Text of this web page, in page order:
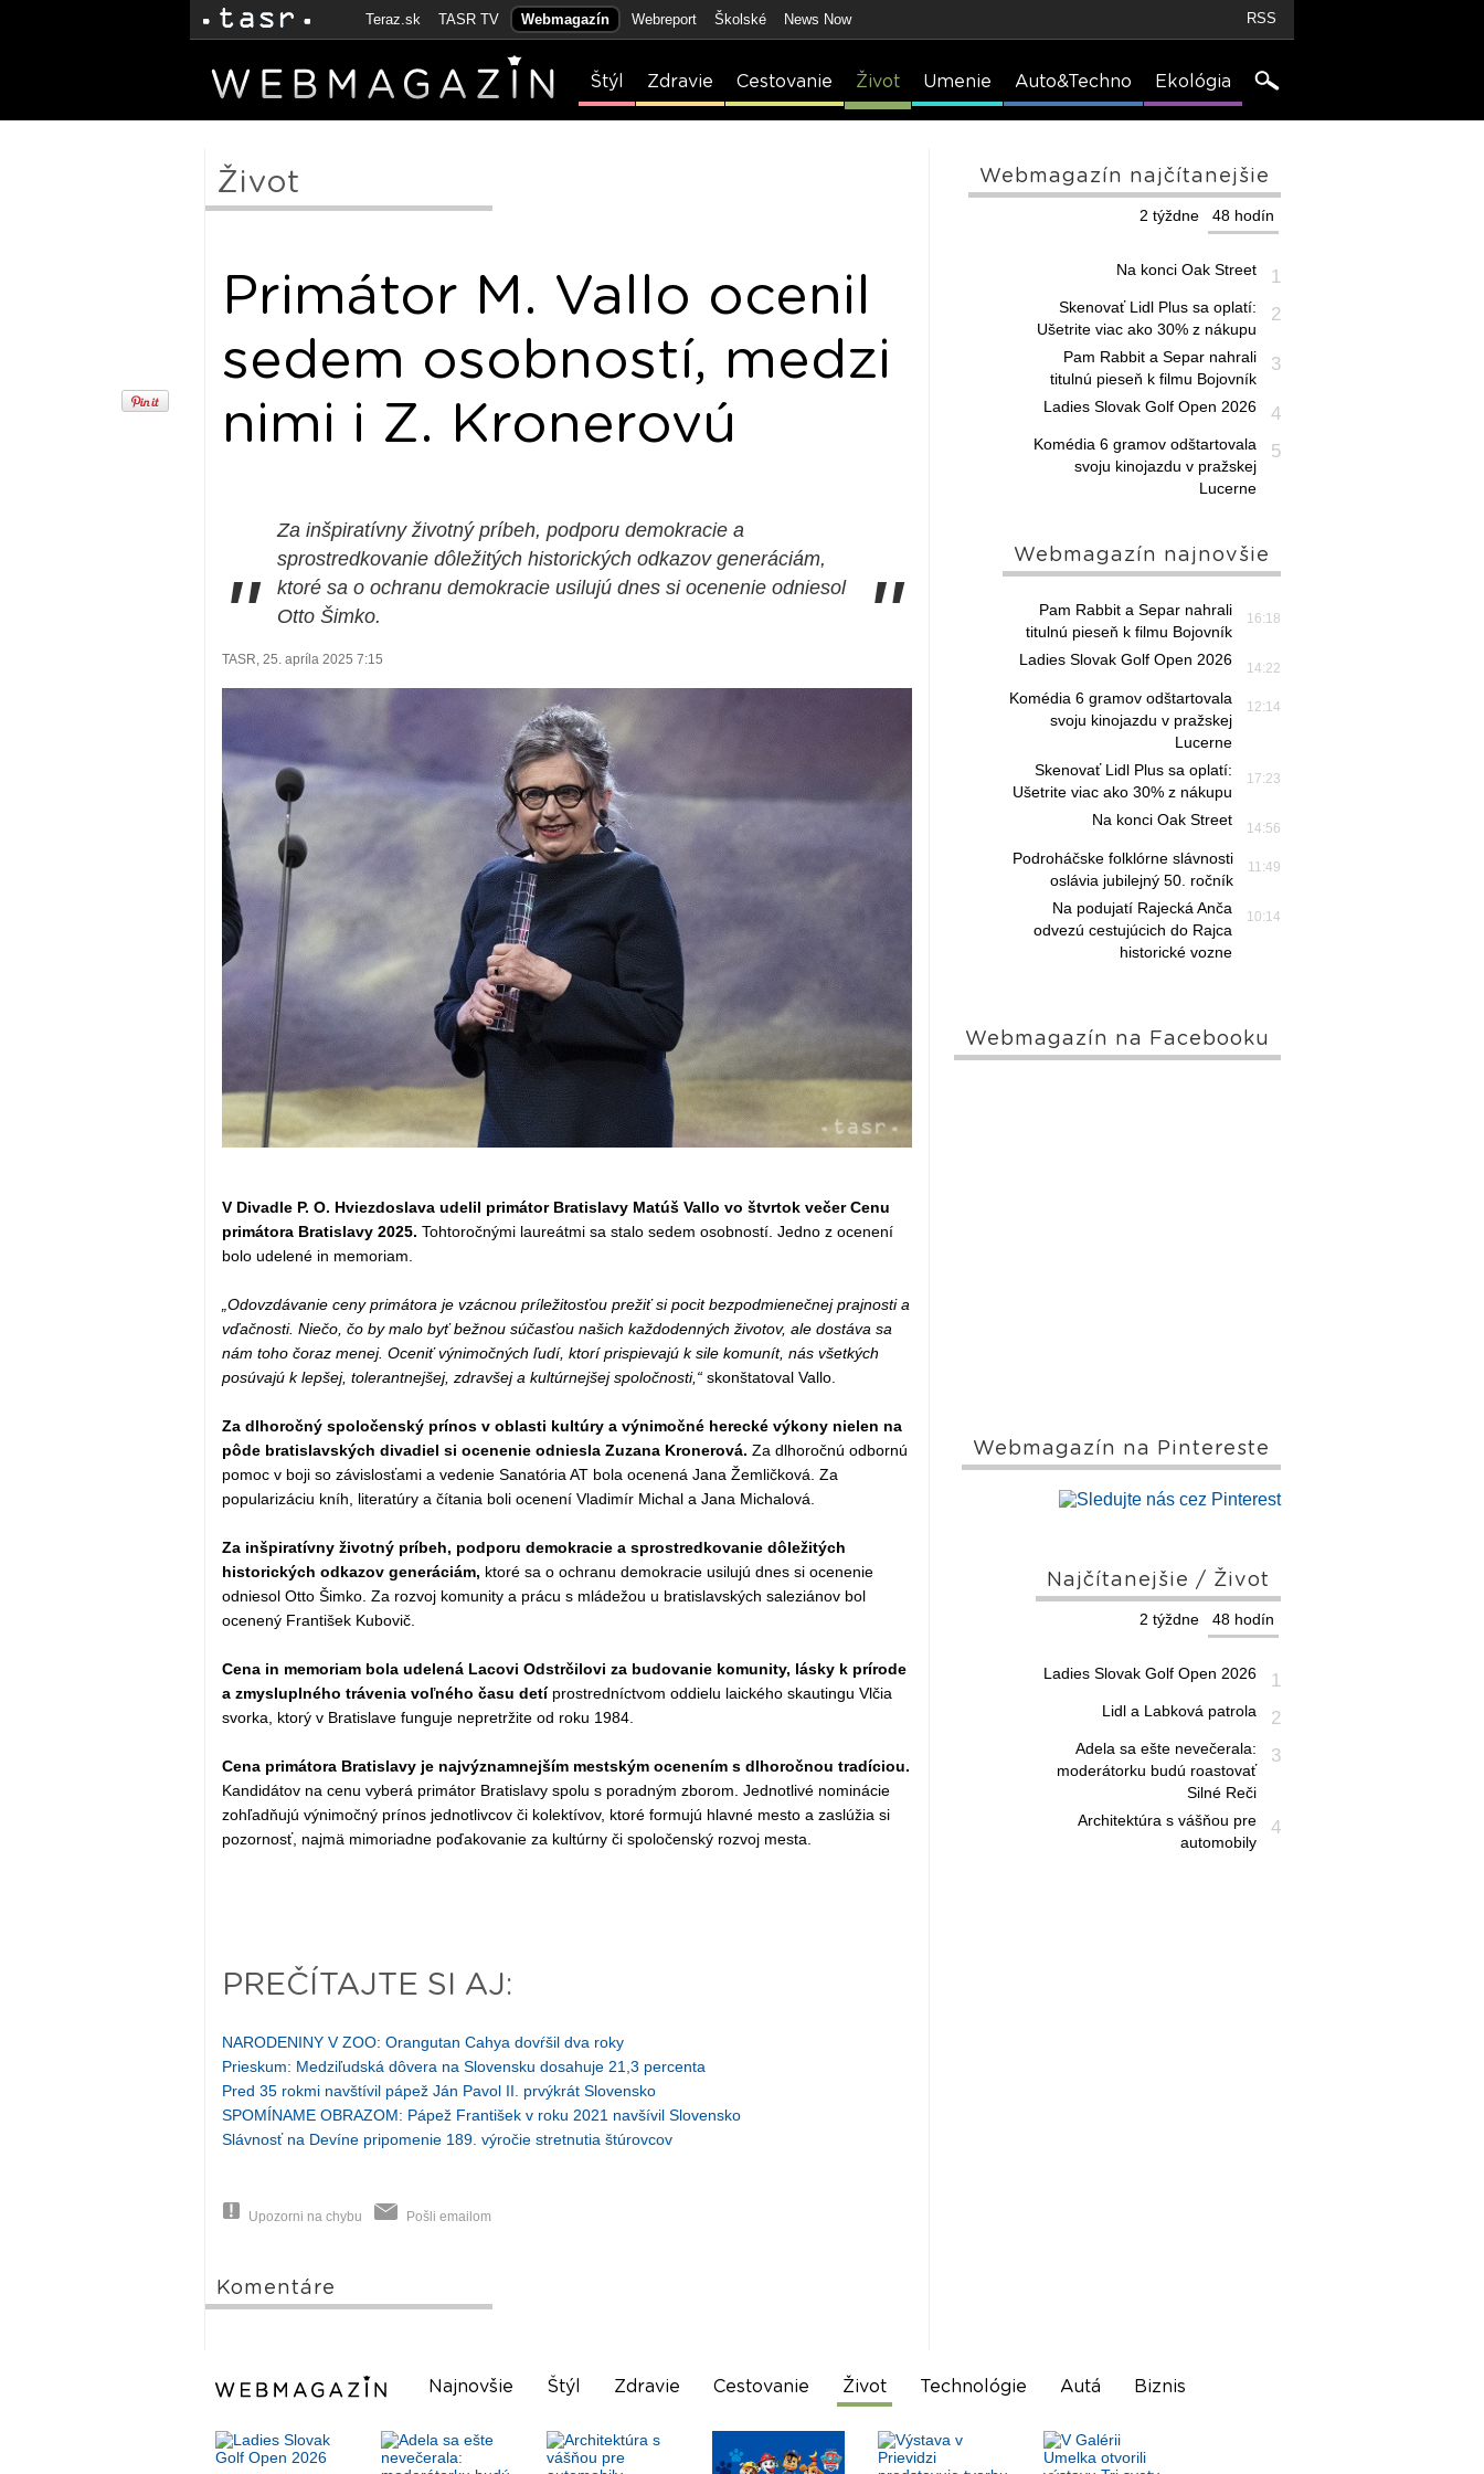
Teraz.sk TASR TV Webmagazín Webreport Školské News Now RSS
Štýl Zdravie Cestovanie Život Umenie Auto&Techno Ekológia
Život
Primátor M. Vallo ocenil
sedem osobností, medzi
nimi i Z. Kronerovú
"
Za inšpiratívny životný príbeh, podporu demokracie a
sprostredkovanie dôležitých historických odkazov generáciám,
ktoré sa o ochranu demokracie usilujú dnes si ocenenie odniesol
Otto Šimko.
"
TASR, 25. apríla 2025 7:15
V Divadle P. O. Hviezdoslava udelil primátor Bratislavy Matúš Vallo vo štvrtok večer Cenu
primátora Bratislavy 2025. Tohtoročnými laureátmi sa stalo sedem osobností. Jedno z ocenení
bolo udelené in memoriam.
„Odovzdávanie ceny primátora je vzácnou príležitosťou prežiť si pocit bezpodmienečnej prajnosti a
vďačnosti. Niečo, čo by malo byť bežnou súčasťou našich každodenných životov, ale dostáva sa
nám toho čoraz menej. Oceniť výnimočných ľudí, ktorí prispievajú k sile komunít, nás všetkých
posúvajú k lepšej, tolerantnejšej, zdravšej a kultúrnejšej spoločnosti,“skonštatoval Vallo.
Za dlhoročný spoločenský prínos v oblasti kultúry a výnimočné herecké výkony nielen na
pôde bratislavských divadiel si ocenenie odniesla Zuzana Kronerová. Za dlhoročnú odbornú
pomoc v boji so závislosťami a vedenie Sanatória AT bola ocenená Jana Žemličková. Za
popularizáciu kníh, literatúry a čítania boli ocenení Vladimír Michal a Jana Michalová.
Za inšpiratívny životný príbeh, podporu demokracie a sprostredkovanie dôležitých
historických odkazov generáciám, ktoré sa o ochranu demokracie usilujú dnes si ocenenie
odniesol Otto Šimko. Za rozvoj komunity a prácu s mládežou u bratislavských saleziánov bol
ocenený František Kubovič.
Cena in memoriam bola udelená Lacovi Odstrčilovi za budovanie komunity, lásky k prírode
a zmysluplného trávenia voľného času detíprostredníctvom oddielu laického skautingu Vlčia
svorka, ktorý v Bratislave funguje nepretržite od roku 1984.
Cena primátora Bratislavy je najvýznamnejším mestským ocenením s dlhoročnou tradíciou.
Kandidátov na cenu vyberá primátor Bratislavy spolu s poradným zborom. Jednotlivé nominácie
zohľadňujú výnimočný prínos jednotlivcov či kolektívov, ktoré formujú hlavné mesto a zaslúžia si
pozornosť, najmä mimoriadne poďakovanie za kultúrny či spoločenský rozvoj mesta.
PREČÍTAJTE SI AJ:
NARODENINY V ZOO: Orangutan Cahya dovŕšil dva roky
Prieskum: Medziľudská dôvera na Slovensku dosahuje 21,3 percenta
Pred 35 rokmi navštívil pápež Ján Pavol II. prvýkrát Slovensko
SPOMÍNAME OBRAZOM: Pápež František v roku 2021 navšívil Slovensko
Slávnosť na Devíne pripomenie 189. výročie stretnutia štúrovcov
Upozorni na chybu Pošli emailom
Komentáre
Webmagazín najčítanejšie
48 hodín
2 týždne
1
Na konci Oak Street
2
Skenovať Lidl Plus sa oplatí:
Ušetrite viac ako 30% z nákupu
3
Pam Rabbit a Separ nahrali
titulnú pieseň k filmu Bojovník
4
Ladies Slovak Golf Open 2026
5
Komédia 6 gramov odštartovala
svoju kinojazdu v pražskej
Lucerne
Webmagazín najnovšie
16:18
Pam Rabbit a Separ nahrali
titulnú pieseň k filmu Bojovník
14:22
Ladies Slovak Golf Open 2026
12:14
Komédia 6 gramov odštartovala
svoju kinojazdu v pražskej
Lucerne
17:23
Skenovať Lidl Plus sa oplatí:
Ušetrite viac ako 30% z nákupu
14:56
Na konci Oak Street
11:49
Podroháčske folklórne slávnosti
oslávia jubilejný 50. ročník
10:14
Na podujatí Rajecká Anča
odvezú cestujúcich do Rajca
historické vozne
Webmagazín na Facebooku
Webmagazín na Pintereste
Najčítanejšie / Život
48 hodín
2 týždne
1
Ladies Slovak Golf Open 2026
2
Lidl a Labková patrola
3
Adela sa ešte nevečerala:
moderátorku budú roastovať
Silné Reči
4
Architektúra s vášňou pre
automobily
Najnovšie Štýl Zdravie Cestovanie Život Technológie Autá Biznis